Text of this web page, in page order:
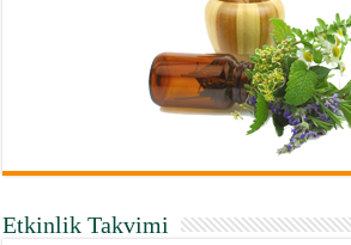
Etkinlik Takvimi